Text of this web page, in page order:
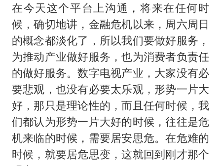
在今天这个平台上沟通，将来在任何时
候，确切地讲，金融危机以来，周六周日
的概念都淡化了，所以我们要做好服务，
为推动产业做好服务，也为消费者负责任
的做好服务。数字电视产业，大家没有必
要悲观，也没有必要太乐观，形势一片大
好，那只是理论性的，而且任何时候，我
们都认为形势一片大好的时候，往往是危
机来临的时候，需要居安思危。在危难的
时候，就要居危思变，这就回到刚才那个